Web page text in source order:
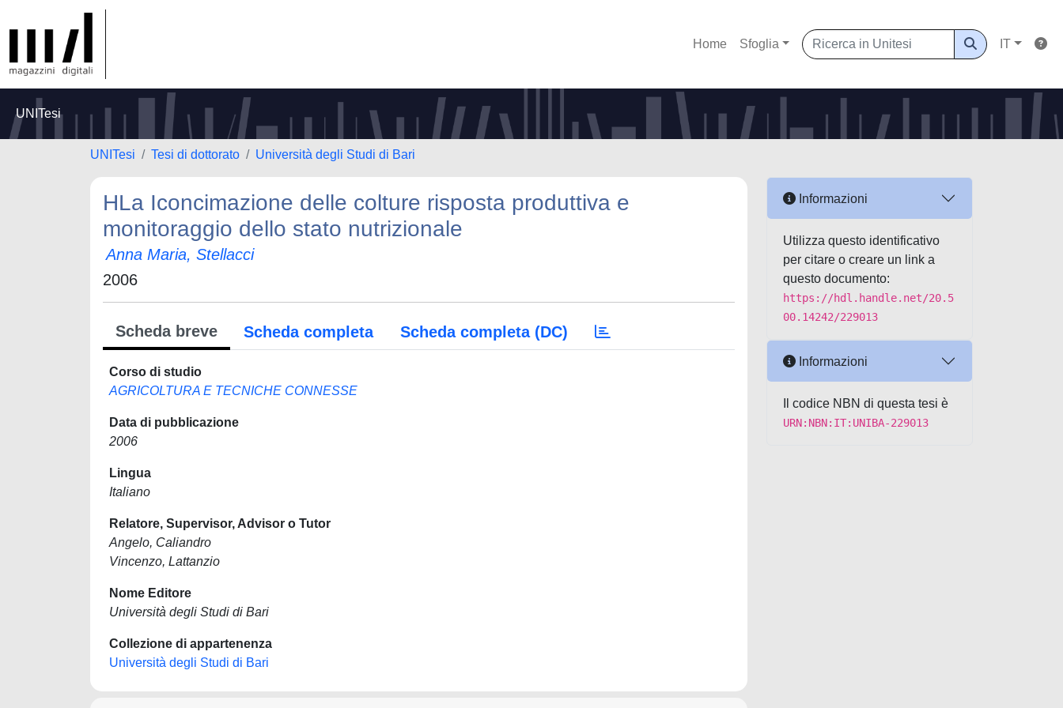
Home Sfoglia IT
UNITesi
UNITesi Tesi di dottorato Università degli Studi di Bari
HLa Iconcimazione delle colture risposta produttiva e
monitoraggio dello stato nutrizionale
Anna Maria, Stellacci
2006
Scheda breve Scheda completa Scheda completa (DC)
Corso di studio
AGRICOLTURA E TECNICHE CONNESSE
Data di pubblicazione
2006
Lingua
Italiano
Relatore, Supervisor, Advisor o Tutor
Angelo, Caliandro
Vincenzo, Lattanzio
Nome Editore
Università degli Studi di Bari
Collezione di appartenenza
Università degli Studi di Bari
Informazioni
Utilizza questo identificativo
per citare o creare un link a
questo documento:
https://hdl.handle.net/20.5
00.14242/229013
Informazioni
Il codice NBN di questa tesi è
URN:NBN:IT:UNIBA-229013